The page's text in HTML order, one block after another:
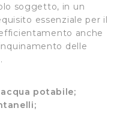
soggetto, in un
essenziale per il
anche
delle
potabile;